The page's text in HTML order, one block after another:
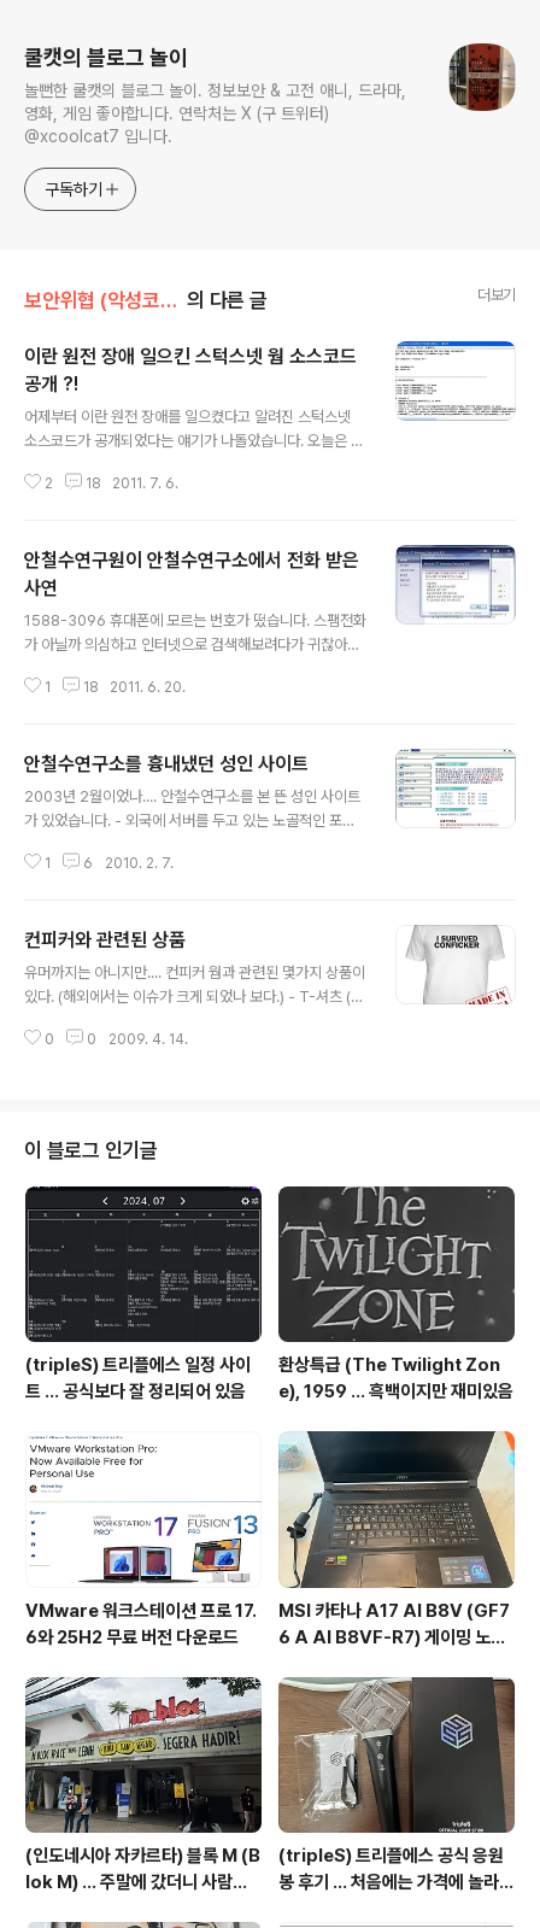
쿨캣의 블로그 놀이
놀뻔한 쿨캣의 블로그 놀이. 정보보안 & 고전 애니, 드라마,
영화, 게임 좋아합니다. 연락처는 X (구 트위터)
@xcoolcat7 입니다.
구독하기
보안위협 (악성코드, 취약점)/악성코드 유머 의 다른 글 더보기
이란 원전 장애 일으킨 스턱스넷 웜 소스코드
공개 ?!
어제부터 이란 원전 장애를 일으켰다고 알려진 스턱스넷
소스코드가 공개되었다는 얘기가 나돌았습니다. 오늘은 기
됐다 (데일리시큐) http://www.dailysecu.com/news_
ww.thehackernews.com/2011/07/stuxnet-sourc
e-code-released-online.html 결과는 소스코드 '아
닙니다'. 시중에 떠도는 RAR 파일을 열어보면 바이러리 파
일을 C 언어로 변환해주는 Hex-Rays로 만든걸 알 수 있
2 18 2011. 7. 6.
안철수연구원이 안철수연구소에서 전화 받은
사연
1588-3096 휴대폰에 모르는 번호가 떴습니다. 스팸전화
가 아닐까 의심하고 인터넷으로 검색해보려다가 귀찮아서
웅 ... ?' 태어나서 처음으로(?) 안철수연구소에서 전화가 왔
다. "저... 안철수연구소 직원인데요." (약간 당황 하며...)
"직원이세요 ?" (약간의 허탈한 웃음도 들려옴) 간만에...
좀 웃어봤습니다 ㅎㅎ 전화번호를 보니 안철수연구소 온라
데요. 못보셨나.. 아니면 개인정보 보호 때문에 주소가 안나
1 18 2011. 6. 20.
안철수연구소를 흉내냈던 성인 사이트
2003년 2월이었나.... 안철수연구소를 본 뜬 성인 사이트
가 있었습니다. - 외국에 서버를 두고 있는 노골적인 포르
래저래 바꿨네요. 홈페이지도 당시 안랩 사이트와 똑같았
1 6 2010. 2. 7.
컨피커와 관련된 상품
유머까지는 아니지만.... 컨피커 웜과 관련된 몇가지 상품이
있다. (해외에서는 이슈가 크게 되었나 보다.) - T-셔츠 (입
ok.com/album.php?aid=88106&id=691936813
372824729 - 60 Minutes - The Internet is Infect
ed (March 29, 2009) http://www.amazon.com/g
p/product/B0020..
0 0 2009. 4. 14.
이 블로그 인기글
(tripleS) 트리플에스 일정 사이
트 ... 공식보다 잘 정리되어 있음
환상특급 (The Twilight Zon
e), 1959 ... 흑백이지만 재미있음
VMware 워크스테이션 프로 17.
6와 25H2 무료 버전 다운로드
MSI 카타나 A17 AI B8V (GF7
6 A AI B8VF-R7) 게이밍 노트
(인도네시아 자카르타) 블록 M (B
lok M) ... 주말에 갔더니 사람이
(tripleS) 트리플에스 공식 응원
봉 후기 ... 처음에는 가격에 놀라고